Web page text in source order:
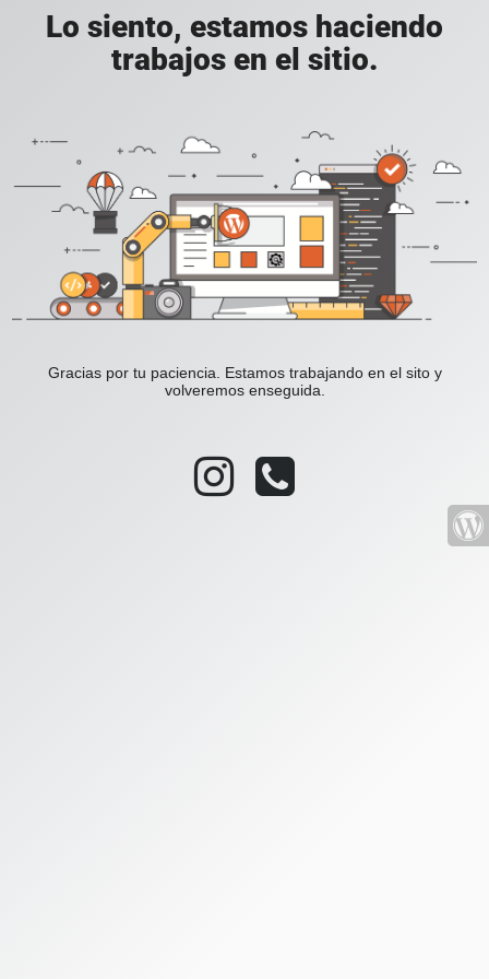
Lo siento, estamos haciendo
trabajos en el sitio.
Gracias por tu paciencia. Estamos trabajando en el sito y
volveremos enseguida.